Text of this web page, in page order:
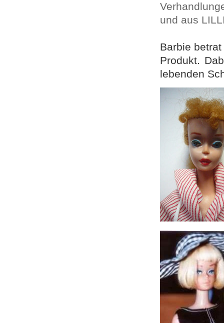
und aus
Barbie
Produkt.
lebenden